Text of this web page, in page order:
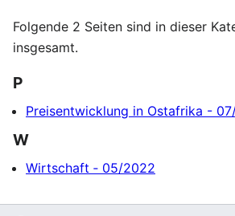
Folgende 2 Seiten sind in dieser
insgesamt.
P
Preisentwicklung in Ostafrika -
W
Wirtschaft ‐ 05/2022